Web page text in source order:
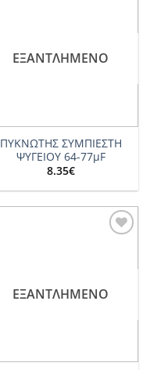
ΕΞΑΝΤΛΗΜΈΝΟ
ΠΥΚΝΩΤΗΣ ΣΥΜΠΙΕΣΤΗ
ΨΥΓΕΙΟY 64-77μF
8.35€
ΕΞΑΝΤΛΗΜΈΝΟ